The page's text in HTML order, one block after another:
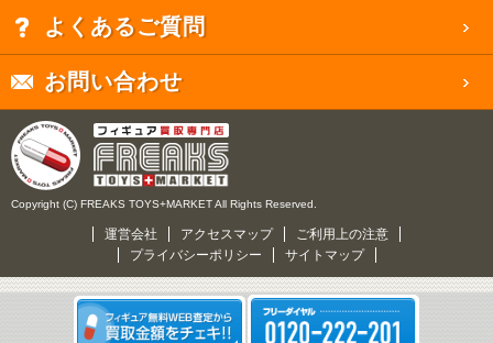
よくあるご質問
お問い合わせ
Copyright (C) FREAKS TOYS+MARKET All Rights Reserved.
運営会社 アクセスマップ
ご利用上の注意
プライバシーポリシー
サイトマップ